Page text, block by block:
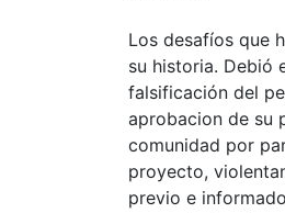
Los desafíos que
su historia. Debió
falsificación del
aprobacion de su
comunidad por
proyecto,
previo e